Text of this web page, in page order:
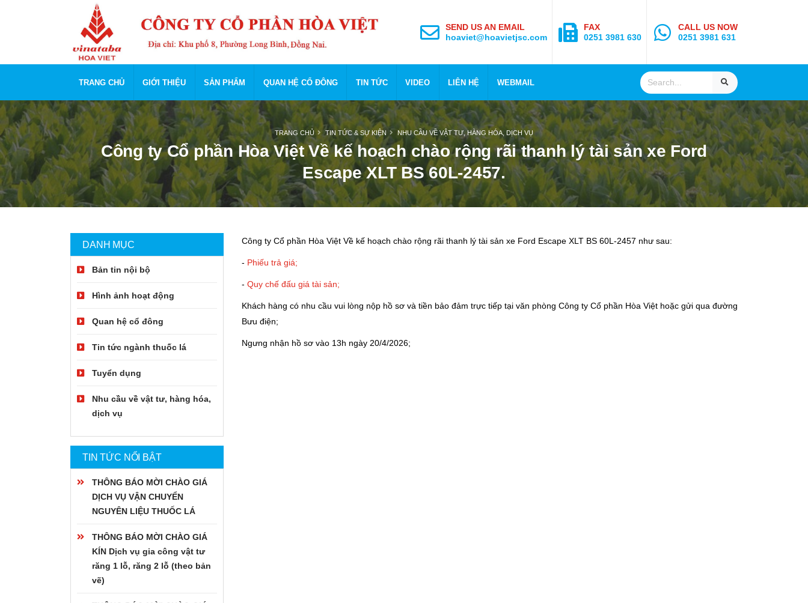
SEND US AN EMAIL
hoaviet@hoavietjsc.com
FAX
0251 3981 630
CALL US NOW
0251 3981 631
TRANG CHỦ GIỚI THIỆU SẢN PHẨM QUAN HỆ CỔ ĐÔNG TIN TỨC VIDEO LIÊN HỆ WEBMAIL
Công ty Cổ phần Hòa Việt Về kế hoạch chào rộng rãi thanh lý tài sản xe Ford
Escape XLT BS 60L-2457.
TRANG CHỦ TIN TỨC & SỰ KIỆN NHU CẦU VỀ VẬT TƯ, HÀNG HÓA, DỊCH VỤ
DANH MỤC
Bản tin nội bộ
Hình ảnh hoạt động
Quan hệ cổ đông
Tin tức ngành thuốc lá
Tuyển dụng
Nhu cầu về vật tư, hàng hóa,
dịch vụ
TIN TỨC NỔI BẬT
THÔNG BÁO MỜI CHÀO GIÁ
DỊCH VỤ VẬN CHUYỂN
NGUYÊN LIỆU THUỐC LÁ
THÔNG BÁO MỜI CHÀO GIÁ
KÍN Dịch vụ gia công vật tư
răng 1 lỗ, răng 2 lỗ (theo bản
vẽ)
Công ty Cổ phần Hòa Việt Về kế hoạch chào rộng rãi thanh lý tài sản xe Ford Escape XLT BS 60L-2457 như sau:
- Phiếu trả giá;
- Quy chế đấu giá tài sản;
Khách hàng có nhu cầu vui lòng nộp hồ sơ và tiền bảo đảm trực tiếp tại văn phòng Công ty Cổ phần Hòa Việt hoặc gửi qua đường
Bưu điện;
Ngưng nhận hồ sơ vào 13h ngày 20/4/2026;